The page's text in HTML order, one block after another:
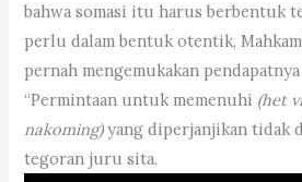
bahwa somasi itu harus berbentuk
perlu dalam bentuk otentik,
pernah mengemukakan
“Permintaan untuk memenuhi (het
nakoming)yang diperjanjikan tidak
tegoran juru sita.